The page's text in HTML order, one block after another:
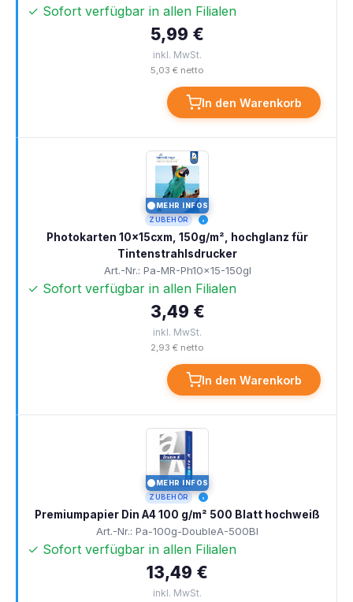
✓ Sofort verfügbar in allen Filialen
5,99 €
inkl. MwSt.
5,03 € netto
In den Warenkorb
MEHR INFOS
ZUBEHÖR
Photokarten 10x15cxm, 150g/m², hochglanz für
Tintenstrahlsdrucker
Art.-Nr.: Pa-MR-Ph10x15-150gl
✓ Sofort verfügbar in allen Filialen
3,49 €
inkl. MwSt.
2,93 € netto
In den Warenkorb
MEHR INFOS
ZUBEHÖR
Premiumpapier Din A4 100 g/m² 500 Blatt hochweiß
Art.-Nr.: Pa-100g-DoubleA-500Bl
✓ Sofort verfügbar in allen Filialen
13,49 €
inkl. MwSt.